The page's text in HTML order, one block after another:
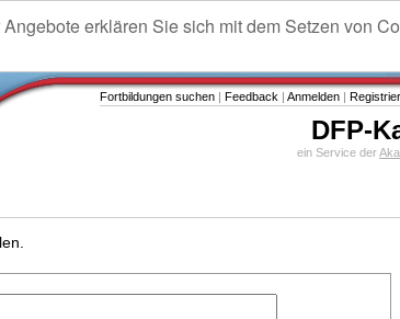
erklären Sie sich mit dem Setzen von
Fortbildungen suchen | Feedback | Anmelden |
DFP-
ein Service der